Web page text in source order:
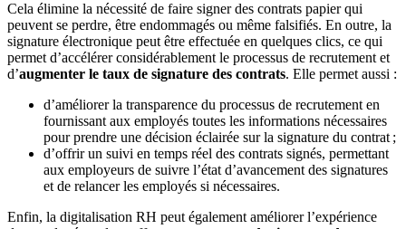
Cela élimine la nécessité de faire signer des contrats papier qui
peuvent se perdre, être endommagés ou même falsifiés. En outre, la
signature électronique peut être effectuée en quelques clics, ce qui
permet d’accélérer considérablement le processus de recrutement et
d’augmenter le taux de signature des contrats. Elle permet aussi :
d’améliorer la transparence du processus de recrutement en
fournissant aux employés toutes les informations nécessaires
pour prendre une décision éclairée sur la signature du contrat ;
d’offrir un suivi en temps réel des contrats signés, permettant
aux employeurs de suivre l’état d’avancement des signatures
et de relancer les employés si nécessaires.
Enfin, la digitalisation RH peut également améliorer l’expérience